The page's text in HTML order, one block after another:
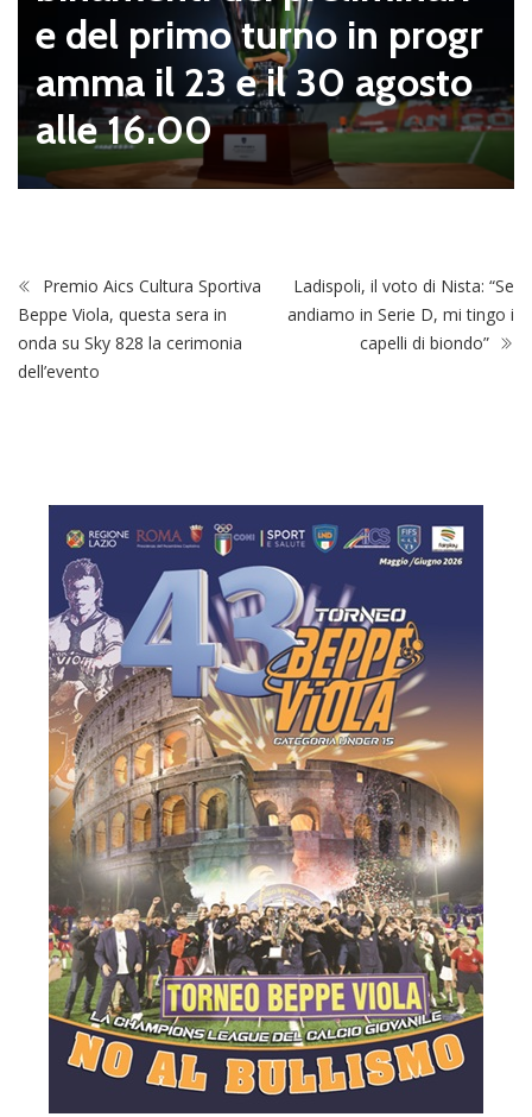
e del primo turno in progr
amma il 23 e il 30 agosto
alle 16.00
Premio Aics Cultura Sportiva
Beppe Viola, questa sera in
onda su Sky 828 la cerimonia
dell’evento
Ladispoli, il voto di Nista: “Se
andiamo in Serie D, mi tingo i
capelli di biondo”